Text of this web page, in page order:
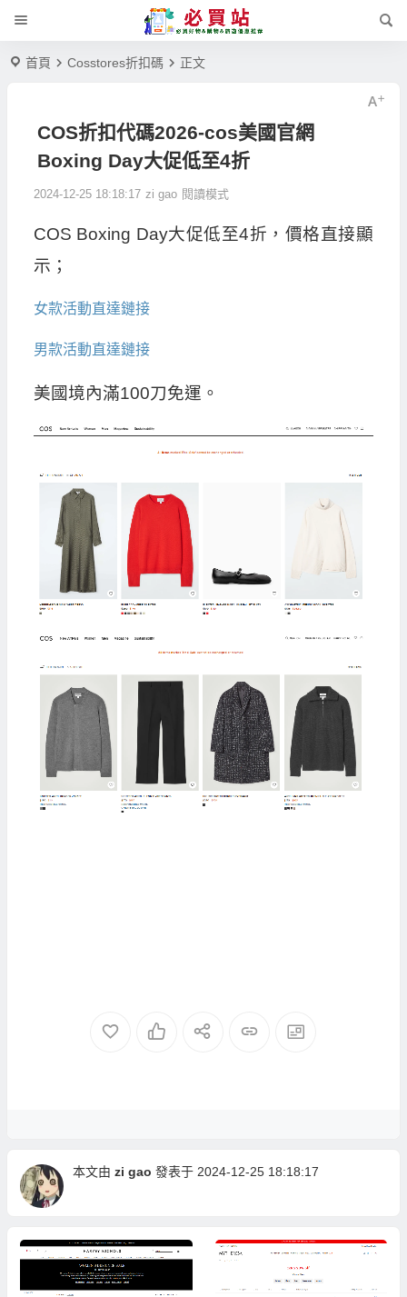
首頁 Cosstores折扣碼 正文
COS折扣代碼2026-cos美國官網
Boxing Day大促低至4折
2024-12-25 18:18:17 zi gao 閱讀模式
COS Boxing Day大促低至4折，價格直接顯
示；
女款活動直達鏈接
男款活動直達鏈接
美國境內滿100刀免運。
本文由 zi gao 發表于 2024-12-25 18:18:17